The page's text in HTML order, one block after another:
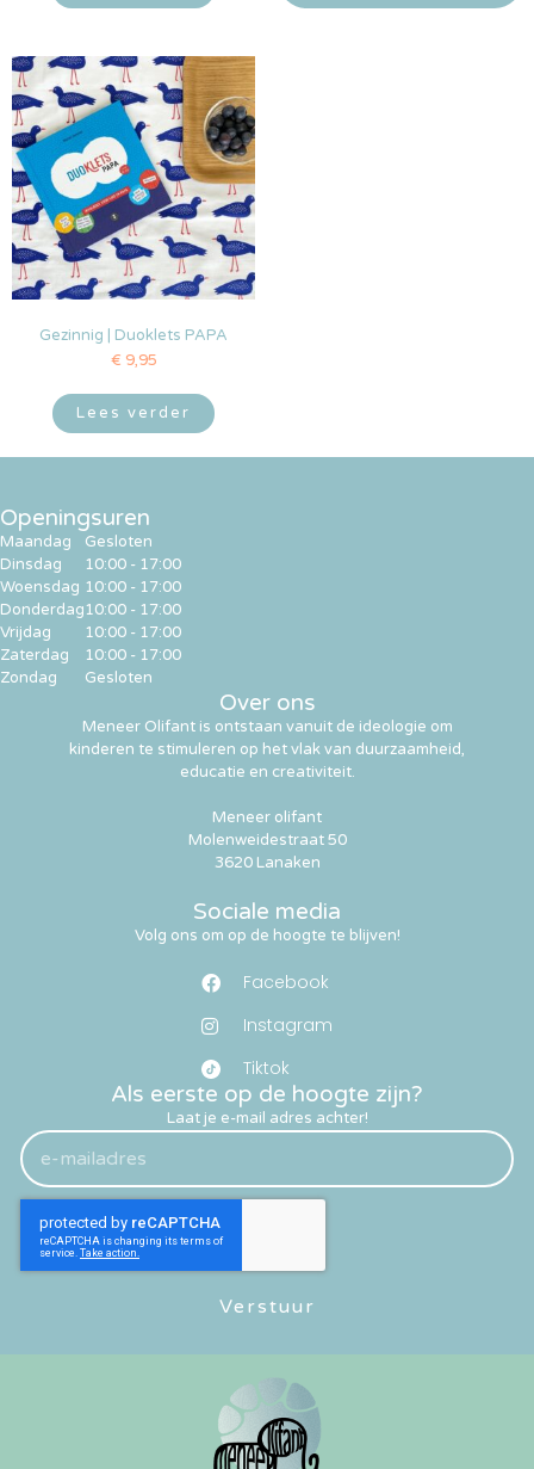
Gezinnig | Duoklets PAPA
€ 9,95
Lees verder
Als eerste op de hoogte zijn?
Laat je e-mail adres achter!
Verstuur
Sociale media
Volg ons om op de hoogte te blijven!
Facebook
Instagram
Tiktok
Over ons
Meneer Olifant is ontstaan vanuit de ideologie om
kinderen te stimuleren op het vlak van duurzaamheid,
educatie en creativiteit.
Meneer olifant
Molenweidestraat 50
3620 Lanaken
Openingsuren
Maandag
Dinsdag
Woensdag
Donderdag
Vrijdag
Zaterdag
Zondag
Gesloten
10:00 - 17:00
10:00 - 17:00
10:00 - 17:00
10:00 - 17:00
10:00 - 17:00
Gesloten